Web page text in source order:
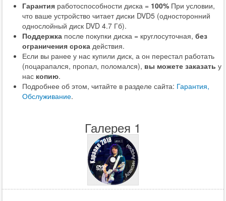
Гарантия работоспособности диска = 100% При условии,
что ваше устройство читает диски DVD5 (односторонний
однослойный диск DVD 4.7 Гб).
Поддержка после покупки диска = круглосуточная, без
ограничения срока действия.
Если вы ранее у нас купили диск, а он перестал работать
(поцарапался, пропал, поломался), вы можете заказать у
нас копию.
Подробнее об этом, читайте в разделе сайта: Гарантия,
Обслуживание.
Галерея 1